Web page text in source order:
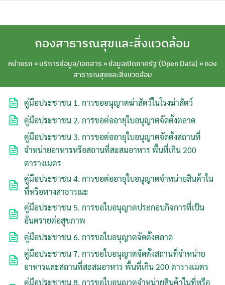
กองสาธารณสุขและสิ่งแวดล้อม
หน้าแรก » บริการข้อมูล/เอกสาร »ข้อมูลเปิดภาครัฐ (Open Data) »กอง
สาธารณสุขและสิ่งแวดล้อม
คู่มือประชาชน 1. การขออนุญาตฆ่าสัตว์ในโรงฆ่าสัตว์
คู่มือประชาชน 2. การขอต่ออายุใบอนุญาตจัดตั้งตลาด
คู่มือประชาชน 3. การขอต่ออายุใบอนุญาตจัดตั้งสถานที่
จำหน่ายอาหารหรือสถานที่สะสมอาหาร พื้นที่เกิน 200
ตารางเมตร
คู่มือประชาชน 4. การขอต่ออายุใบอนุญาตจำหน่ายสินค้าใน
ที่หรือทางสาธารณะ
คู่มือประชาชน 5. การขอใบอนุญาตประกอบกิจการที่เป็น
อันตรายต่อสุขภาพ
คู่มือประชาชน 6. การขอใบอนุญาตจัดตั้งตลาด
คู่มือประชาชน 7. การขอใบอนุญาตจัดตั้งสถานที่จำหน่าย
อาหารและสถานที่สะสมอาหาร พื้นที่เกิน 200 ตารางเมตร
คู่มือประชาชน 8. การขอใบอนุญาตจำหน่ายสินค้าในที่หรือ